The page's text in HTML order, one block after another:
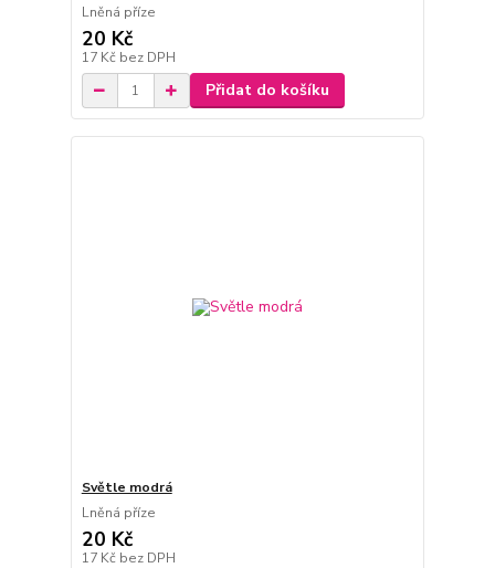
Lněná příze
20 Kč
17 Kč bez DPH
Přidat do košíku
Světle modrá
Lněná příze
20 Kč
17 Kč bez DPH